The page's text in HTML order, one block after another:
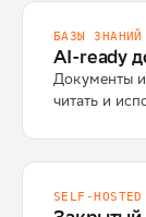
БАЗЫ ЗНАНИЙ
AI-ready
Документы
читать и
SELF-